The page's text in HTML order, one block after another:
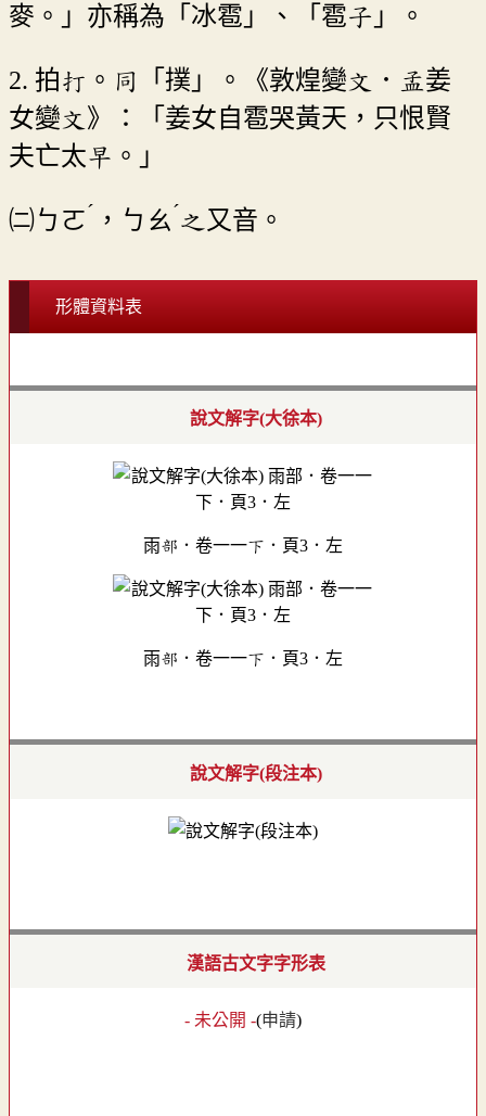
麥。」亦稱為「冰雹」、「雹子」。
2. 拍打。同「撲」。《敦煌變文．孟姜
女變文》：「姜女自雹哭黃天，只恨賢
夫亡太早。」
㈡ㄅㄛˊ ， ㄅㄠˊ之又音。
形體資料表
說文解字(大徐本)
雨部．卷一一下．頁3．左
雨部．卷一一下．頁3．左
說文解字(段注本)
漢語古文字字形表
- 未公開 -(申請)